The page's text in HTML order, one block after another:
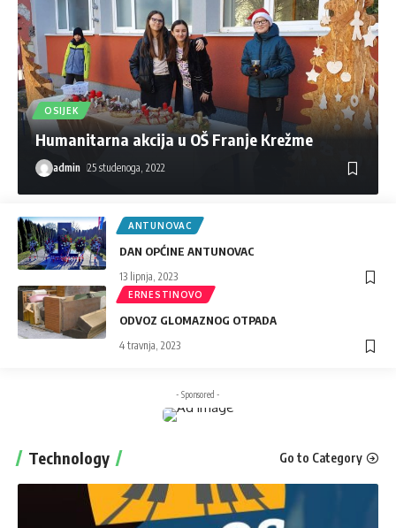
OSIJEK
Humanitarna akcija u OŠ Franje Krežme
admin 25 studenoga, 2022
ANTUNOVAC
DAN OPĆINE ANTUNOVAC
13 lipnja, 2023
ERNESTINOVO
ODVOZ GLOMAZNOG OTPADA
4 travnja, 2023
- Sponsored -
Technology Go to Category